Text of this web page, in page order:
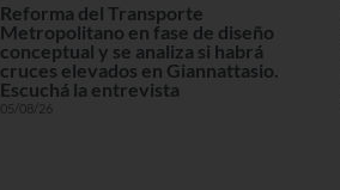
Reforma del Transporte
Metropolitano en fase de diseño
conceptual y se analiza si habrá
cruces elevados en Giannattasio.
Escuchá la entrevista
05/08/26